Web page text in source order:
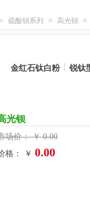
≡ 硫酸钡系列 ≡ 高光钡 ≡
金红石钛白粉 锐钛
光钡
场价：￥0.00
格： ￥ 0.00